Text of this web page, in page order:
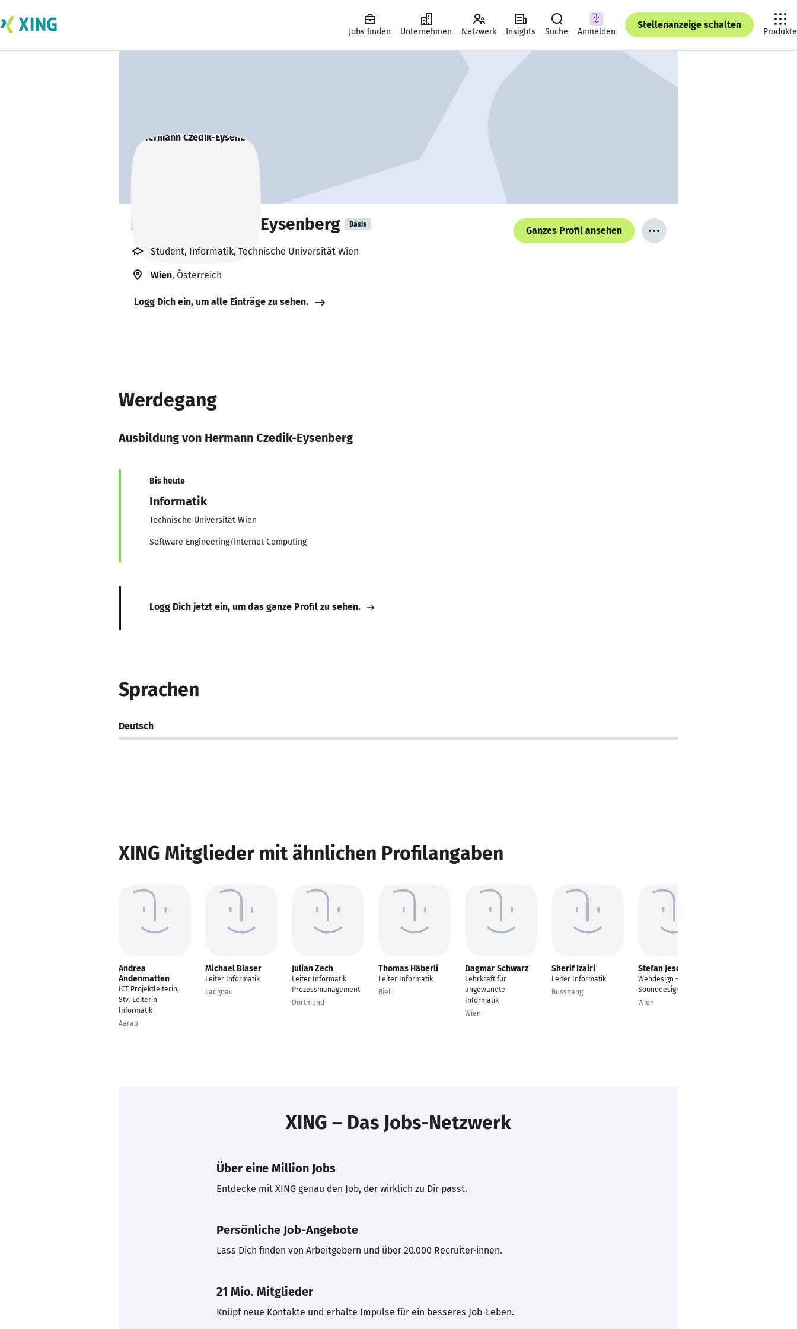
Jobs finden Unternehmen Netzwerk Insights Suche Anmelden
Stellenanzeige schalten
Produkte
Hermann Czedik-Eysenberg Basis
Ganzes Profil ansehen
Student, Informatik, Technische Universität Wien
Wien, Österreich
Logg Dich ein, um alle Einträge zu sehen.
Werdegang
Ausbildung von Hermann Czedik-Eysenberg
Bis heute
Informatik
Technische Universität Wien
Software Engineering/Internet Computing
Logg Dich jetzt ein, um das ganze Profil zu sehen.
Sprachen
Deutsch
XING Mitglieder mit ähnlichen Profilangaben
Andrea
Andenmatten
ICT Projektleiterin,
Stv. Leiterin
Informatik
Aarau
Michael Blaser
Leiter Informatik
Langnau
Julian Zech
Leiter Informatik
Prozessmanagement
Dortmund
Thomas Häberli
Leiter Informatik
Biel
Dagmar Schwarz
Lehrkraft für
angewandte
Informatik
Wien
Sherif Izairi
Leiter Informatik
Bussnang
Stefan Jeschek
Webdesign -
Sounddesign
Wien
XING – Das Jobs-Netzwerk
Über eine Million Jobs
Entdecke mit XING genau den Job, der wirklich zu Dir passt.
Persönliche Job-Angebote
Lass Dich finden von Arbeitgebern und über 20.000 Recruiter·innen.
21 Mio. Mitglieder
Knüpf neue Kontakte und erhalte Impulse für ein besseres Job-Leben.